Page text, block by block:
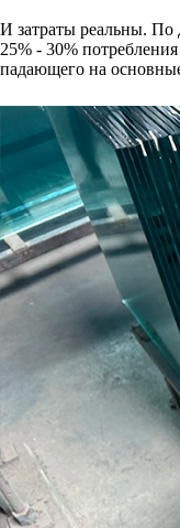
И затраты реальны. По
25% - 30%
падающего на